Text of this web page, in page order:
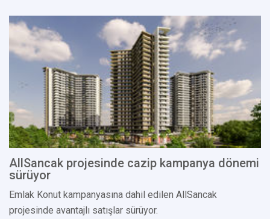
AllSancak projesinde cazip kampanya dönemi
sürüyor
Emlak Konut kampanyasına dahil edilen AllSancak
projesinde avantajlı satışlar sürüyor.